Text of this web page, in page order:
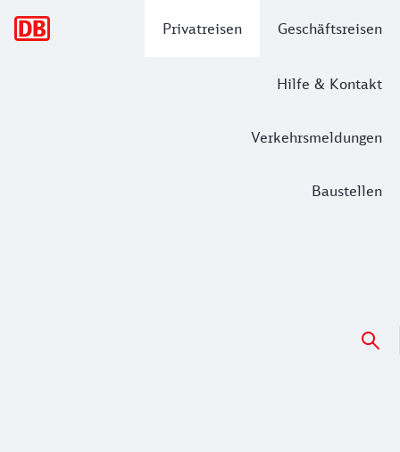
Privatreisen Geschäftsreisen
Hilfe & Kontakt
Verkehrsmeldungen
Baustellen